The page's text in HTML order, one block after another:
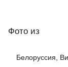
Фото из
Белоруссия,